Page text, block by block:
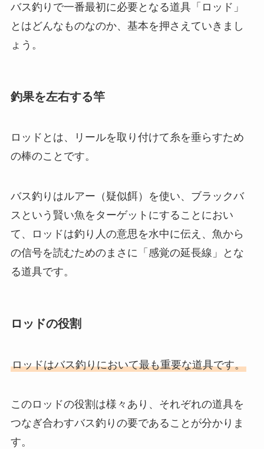
バス釣りで一番最初に必要となる道具「ロッド」
とはどんなものなのか、基本を押さえていきまし
ょう。
釣果を左右する竿
ロッドとは、リールを取り付けて糸を垂らすため
の棒のことです。
バス釣りはルアー（疑似餌）を使い、ブラックバ
スという賢い魚をターゲットにすることにおい
て、ロッドは釣り人の意思を水中に伝え、魚から
の信号を読むためのまさに「感覚の延長線」とな
る道具です。
ロッドの役割
ロッドはバス釣りにおいて最も重要な道具です。
このロッドの役割は様々あり、それぞれの道具を
つなぎ合わすバス釣りの要であることが分かりま
す。